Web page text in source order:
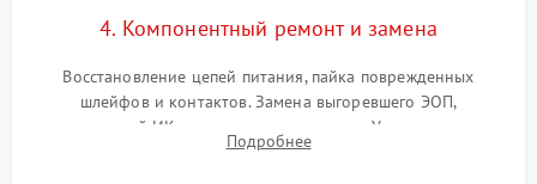
4. Компонентный ремонт и замена
Восстановление цепей питания, пайка поврежденных
шлейфов и контактов. Замена выгоревшего ЭОП,
неисправной ИК-подсветки или матрицы. Ультразвуковая
очистка плат и удаление загрязнений с линз объектива и
Подробнее